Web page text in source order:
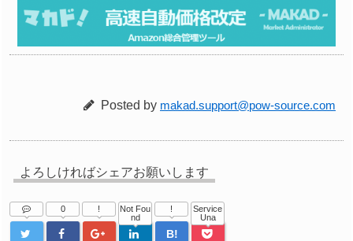
Posted by makad.support@pow-source.com
よろしければシェアお願いします
0 !
Not Fou
nd
B!
!
Service
Una